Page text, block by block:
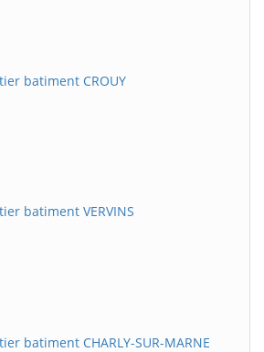
batiment CROUY
batiment VERVINS
batiment CHARLY-SUR-MARNE